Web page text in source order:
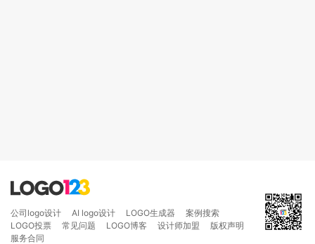
公司logo设计 AI logo设计 LOGO生成器
案例搜索
LOGO投票
常见问题 LOGO博客 设计师加盟
版权声明
服务合同